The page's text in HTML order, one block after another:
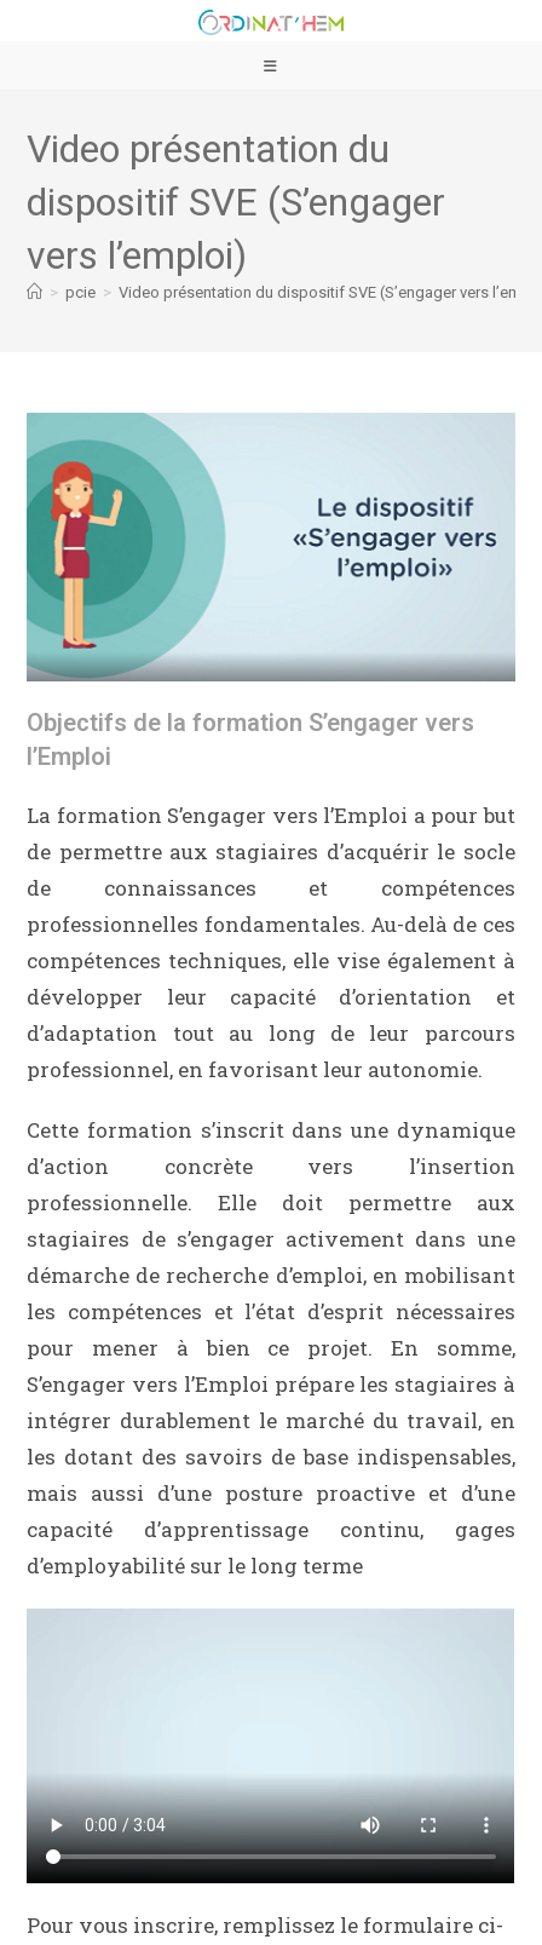
Video présentation du
dispositif SVE (S’engager
vers l’emploi)
> pcie > Video présentation du dispositif SVE (S’engager vers
Objectifs de la formation S’engager vers
l’Emploi
La formation S’engager vers l’Emploi a pour but
de permettre aux stagiaires d’acquérir le socle
de connaissances et compétences
professionnelles fondamentales. Au-delà de ces
compétences techniques, elle vise également à
développer leur capacité d’orientation et
d’adaptation tout au long de leur parcours
professionnel, en favorisant leur autonomie.
Cette formation s’inscrit dans une dynamique
d’action concrète vers l’insertion
professionnelle. Elle doit permettre aux
stagiaires de s’engager activement dans une
démarche de recherche d’emploi, en mobilisant
les compétences et l’état d’esprit nécessaires
pour mener à bien ce projet. En somme,
S’engager vers l’Emploi prépare les stagiaires à
intégrer durablement le marché du travail, en
les dotant des savoirs de base indispensables,
mais aussi d’une posture proactive et d’une
capacité d’apprentissage continu, gages
d’employabilité sur le long terme
Pour vous inscrire, remplissez le formulaire ci-